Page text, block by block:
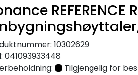
REFERENCE
10302629
041093933448
Tilgjengelig for